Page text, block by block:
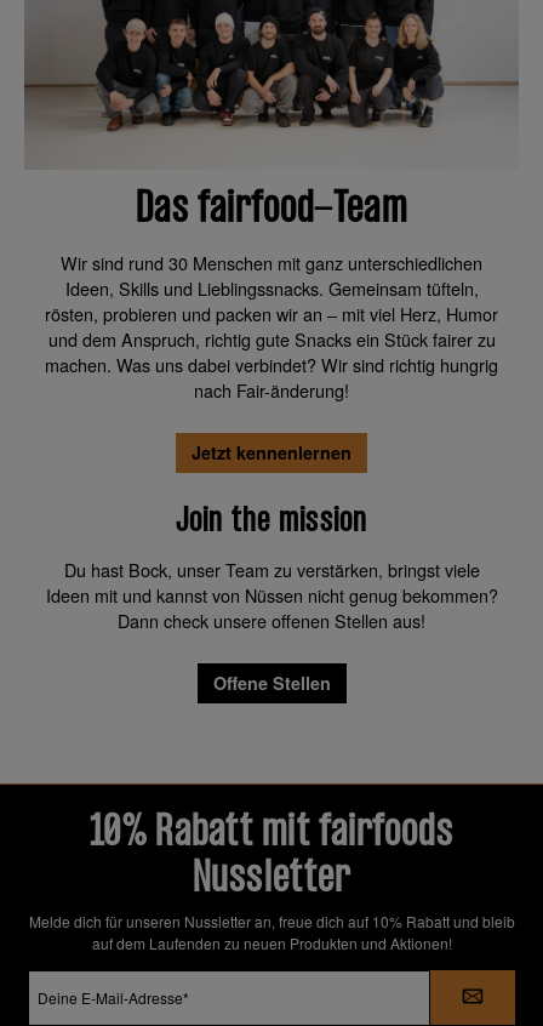
Das fairfood-Team
Wir sind rund 30 Menschen mit ganz unterschiedlichen
Ideen, Skills und Lieblingssnacks. Gemeinsam tüfteln,
rösten, probieren und packen wir an – mit viel Herz, Humor
und dem Anspruch, richtig gute Snacks ein Stück fairer zu
machen. Was uns dabei verbindet? Wir sind richtig hungrig
nach Fair-änderung!
Jetzt kennenlernen
Join the mission
Du hast Bock, unser Team zu verstärken, bringst viele
Ideen mit und kannst von Nüssen nicht genug bekommen?
Dann check unsere offenen Stellen aus!
Offene Stellen
10% Rabatt mit fairfoods
Nussletter
Melde dich für unseren Nussletter an, freue dich auf 10% Rabatt und bleib
auf dem Laufenden zu neuen Produkten und Aktionen!
Mail-